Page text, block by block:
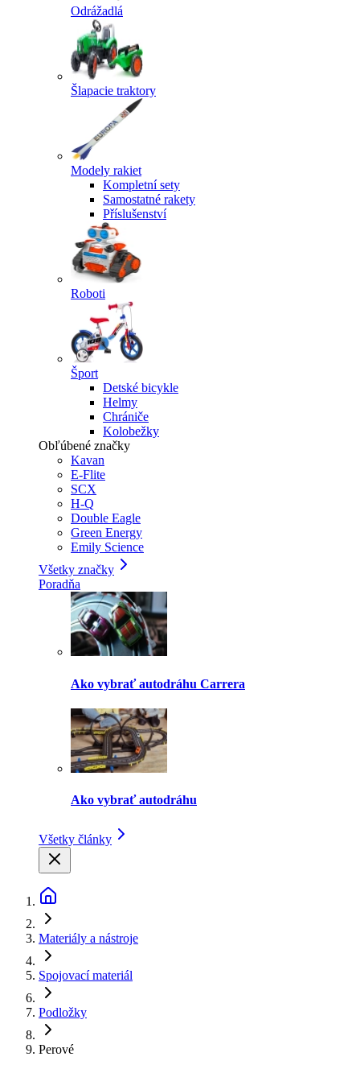
Odrážadlá
Šlapacie traktory
Modely rakiet
Kompletní sety
Samostatné rakety
Příslušenství
Roboti
Šport
Detské bicykle
Helmy
Chrániče
Kolobežky
Obľúbené značky
Kavan
E-Flite
SCX
H-Q
Double Eagle
Green Energy
Emily Science
Všetky značky
Poradňa
Ako vybrať autodráhu Carrera
Ako vybrať autodráhu
Všetky články
Materiály a nástroje
Spojovací materiál
Podložky
Perové